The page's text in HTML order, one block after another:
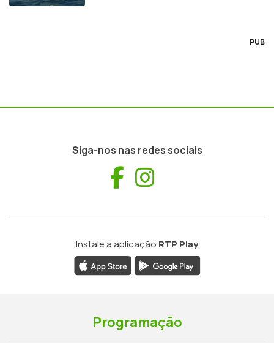
PUB
Siga-nos nas redes sociais
Facebook
Instale a aplicação RTP Play
Programação